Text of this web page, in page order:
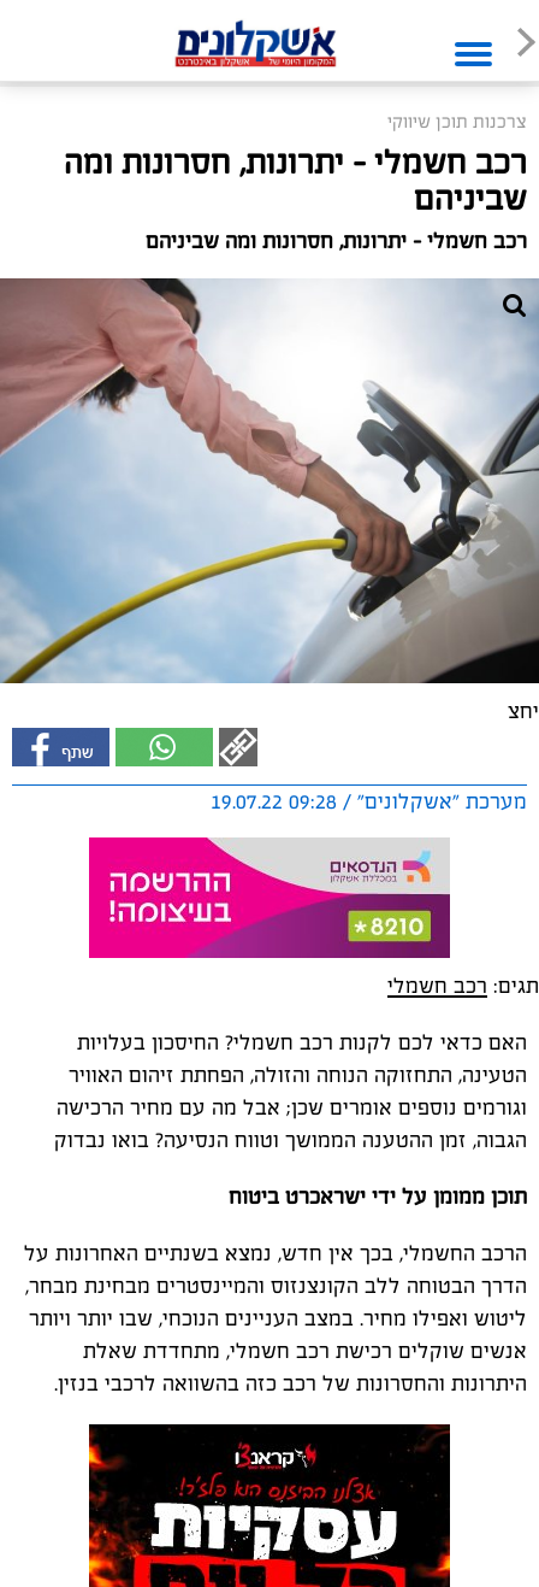
צרכנות תוכן שיווקי
רכב חשמלי - יתרונות, חסרונות ומה
שביניהם
רכב חשמלי - יתרונות, חסרונות ומה שביניהם
יחצ
מערכת "אשקלונים" / 09:28 19.07.22
תגים: רכב חשמלי
האם כדאי לכם לקנות רכב חשמלי? החיסכון בעלויות
הטעינה, התחזוקה הנוחה והזולה, הפחתת זיהום האוויר
וגורמים נוספים אומרים שכן; אבל מה עם מחיר הרכישה
הגבוה, זמן ההטענה הממושך וטווח הנסיעה? בואו נבדוק
תוכן ממומן על ידי ישראכרט ביטוח
הרכב החשמלי, בכך אין חדש, נמצא בשנתיים האחרונות על
הדרך הבטוחה ללב הקונצנזוס והמיינסטרים מבחינת מבחר,
ליטוש ואפילו מחיר. במצב העניינים הנוכחי, שבו יותר ויותר
אנשים שוקלים רכישת רכב חשמלי, מתחדדת שאלת
היתרונות והחסרונות של רכב כזה בהשוואה לרכבי בנזין.